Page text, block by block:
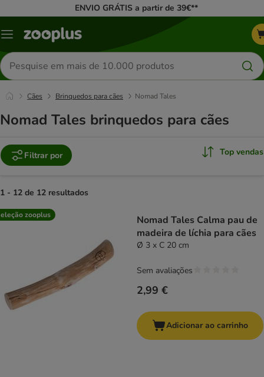
ENVIO GRÁTIS a partir de 39€**
Menu
Pesquisar
produtos
Cães Brinquedos para cães Nomad Tales
Nomad Tales brinquedos para cães
Filtrar por Top vendas
1 - 12 de 12 resultados
product items have been changed
zooplus
Nomad Tales Calma pau de
madeira de líchia para cães
Ø 3 x C 20 cm
2,99 €
Sem avaliações
Adicionar ao carrinho